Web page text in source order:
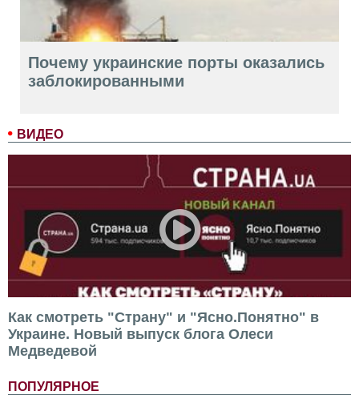
ВИДЕО
Как смотреть "Страну" и "Ясно.Понятно" в
Украине. Новый выпуск блога Олеси
Медведевой
ПОПУЛЯРНОЕ
Почему украинские порты оказались
заблокированными